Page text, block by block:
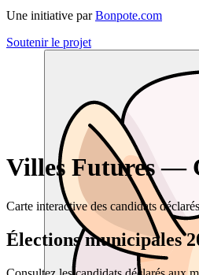
Une initiative par Bonpote.com
Soutenir le projet
Villes Futures —
Carte interactive des candidats
Élections municipales